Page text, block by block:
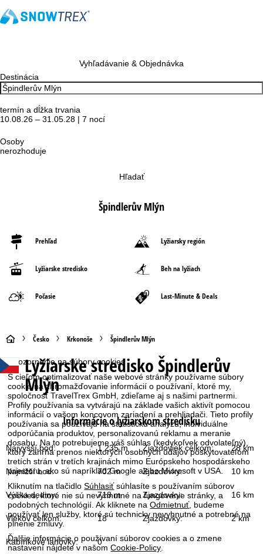
Upozornenie na súbory cookies
S cieľom optimalizovať naše webové stránky používame súbory
cookie na zhromažďovanie informácií o používaní, ktoré my,
spoločnosť TravelTrex GmbH, zdieľame aj s našimi partnermi.
Profily používania sa vytvárajú na základe vašich aktivít pomocou
informácií o vašom koncovom zariadení a prehliadači. Tieto profily
používania sa používajú na štatistickú analýzu, individuálne
odporúčania produktov, personalizovanú reklamu a meranie
dosahu. Na to potrebujeme váš súhlas (kedykoľvek odvolateľný),
ktorý zahŕňa prenos niektorých osobných údajov poskytovateľom
tretích strán v tretích krajinách mimo Európskeho hospodárskeho
priestoru, ako sú napríklad Google alebo Microsoft v USA.
Kliknutím na tlačidloSúhlasiťsúhlasíte s používaním súborov
cookies, ktoré nie sú nevyhnutné na fungovanie stránky, a
podobných technológií. Ak kliknete naOdmietnuť, budeme
používať len služby, ktoré sú technicky nevyhnutné a potrebné na
plnenie zmluvy.
Ďalšie informácie o používaní súborov cookies a o zmene
nastavení nájdete v našomCookie-Policy
Vyhľadávanie & Objednávka
Destinácia
termín a dĺžka trvania
10.08.26 – 31.05.28 | 7 nocí
Osoby
nerozhoduje
Hľadať
Špindlerův Mlýn
Prehľad Lyžiarsky región
Lyžiarske stredisko Beh na lyžiach
Počasie Last-Minute & Deals
H
l
a
v
n
á
s
t
Česko Krkonoše Špindlerův Mlýn
Lyžiarske stredisko Špindlerův
Mlýn
Informácie o lyžiarskom stredisku
Najvyšší bod: 1 235 m Zjazdoviek celkom: 28 km
Najnižší bod: 702 m Zjazdovky: 10 km
Výška dediny: 718 m Zjazdovky: 16 km
Vlekov celkom: 18 Zjazdovky: 2 km
Kabínkové lanovky: 0